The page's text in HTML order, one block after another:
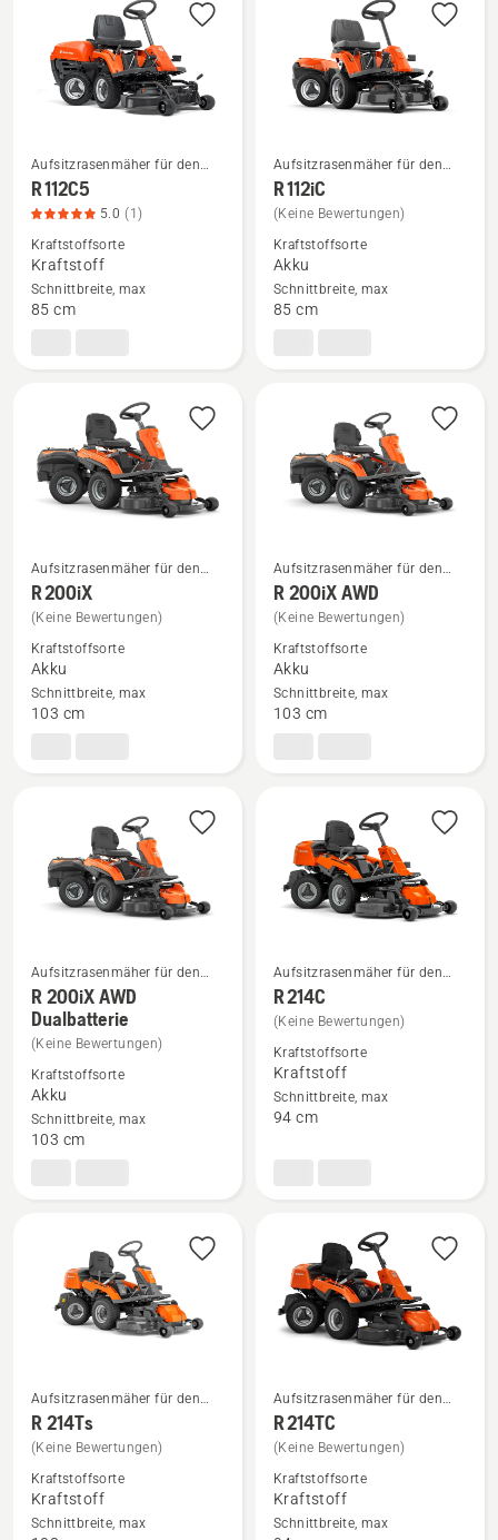
Mehr
Details
zu
R 112C5
anzeigen,
Produktbewertung
Aufsitzrasenmäher für den
privaten Bereich
R 112C5
5.0 (1)
Kraftstoffsorte
Kraftstoff
Schnittbreite, max
85 cm
Mehr
Details
zu
R 112iC
anzeigen
Aufsitzrasenmäher für den
privaten Bereich
R 112iC
(Keine Bewertungen)
Kraftstoffsorte
Akku
Schnittbreite, max
85 cm
Mehr
Details
zu
R 200iX
anzeigen
Aufsitzrasenmäher für den
privaten Bereich
R 200iX
(Keine Bewertungen)
Kraftstoffsorte
Akku
Schnittbreite, max
103 cm
Mehr
Details
zu
R 200iX AWD
anzeigen
Aufsitzrasenmäher für den
privaten Bereich
R 200iX AWD
(Keine Bewertungen)
Kraftstoffsorte
Akku
Schnittbreite, max
103 cm
Mehr
Details
R 200iX
AWD
Dualbatterie
Aufsitzrasenmäher für den
privaten Bereich
R 200iX AWD
Dualbatterie
(Keine Bewertungen)
Kraftstoffsorte
Akku
Schnittbreite, max
103 cm
Mehr
Details
zu
anzeigen
Aufsitzrasenmäher für den
privaten Bereich
R 214C
(Keine Bewertungen)
Kraftstoffsorte
Kraftstoff
Schnittbreite, max
94 cm
Mehr
Details
zu
R 214Ts
anzeigen
Aufsitzrasenmäher für den
privaten Bereich
R 214Ts
(Keine Bewertungen)
Kraftstoffsorte
Kraftstoff
Schnittbreite, max
Mehr
Details
zu
R 214TC
anzeigen
Aufsitzrasenmäher für den
privaten Bereich
R 214TC
(Keine Bewertungen)
Kraftstoffsorte
Kraftstoff
Schnittbreite, max